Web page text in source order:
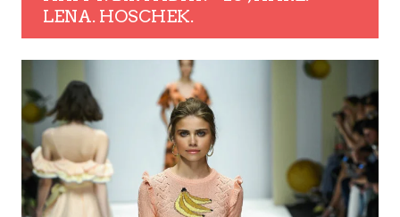
LENA. HOSCHEK.